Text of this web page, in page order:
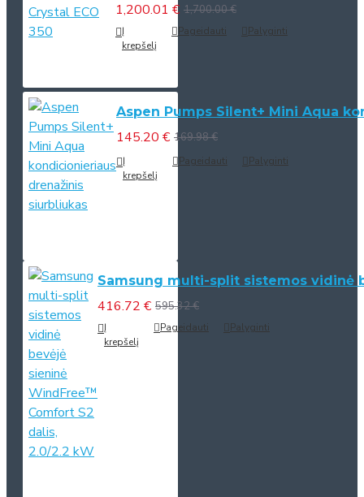
1,200.01 € 1,700.00 €
Į
krepšelį
Pageidauti Palyginti
Aspen Pumps Silent+ Mini Aqua
145.20 € 169.98 €
Į
krepšelį
Pageidauti Palyginti
Samsung multi-split sistemos vidinė
416.72 € 595.32 €
Į
krepšelį
Pageidauti Palyginti